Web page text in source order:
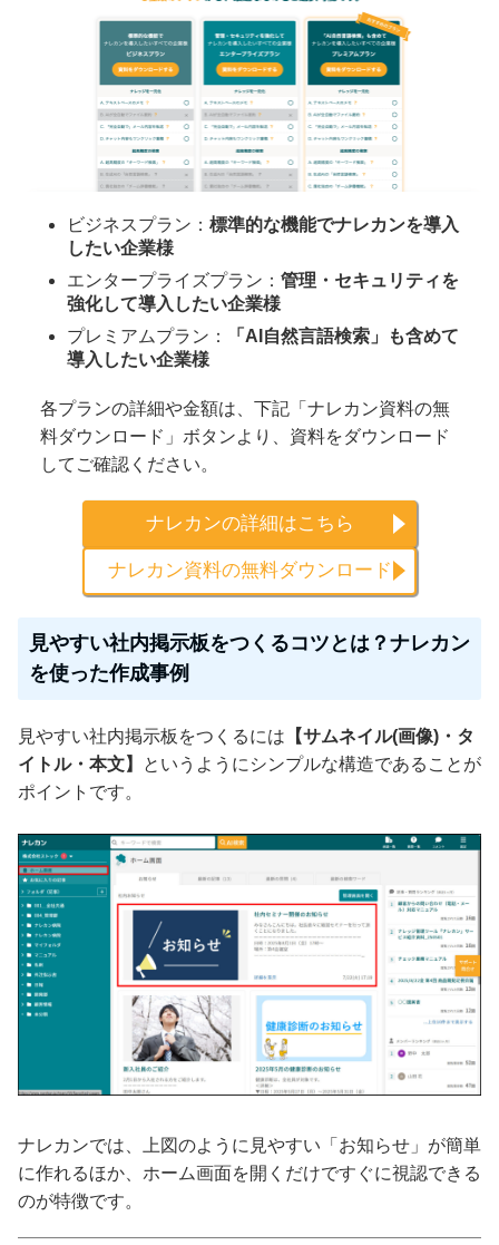
ビジネスプラン： 標準的な機能でナレカンを導入
したい企業様
エンタープライズプラン： 管理・セキュリティを
強化して導入したい企業様
プレミアムプラン：
「AI自然言語検索」も含めて
導入したい企業様
各プランの詳細や金額は、下記「ナレカン資料の無
料ダウンロード」ボタンより、資料をダウンロード
してご確認ください。
ナレカンの詳細はこちら
ナレカン資料の無料ダウンロード
見やすい社内掲示板をつくるコツとは？ナレカン
を使った作成事例
見やすい社内掲示板をつくるには 【サムネイル(画像)・タ
イトル・本文】
というようにシンプルな構造であることが
ポイントです。
ナレカンでは、上図のように見やすい「お知らせ」が簡単
に作れるほか、ホーム画面を開くだけですぐに視認できる
のが特徴です。